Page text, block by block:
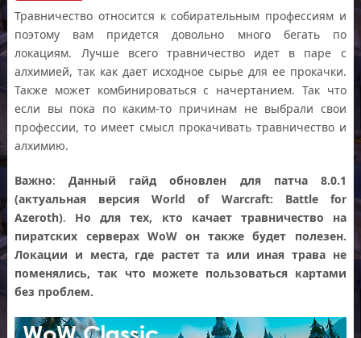
Травничество относится к собирательным профессиям и
поэтому вам придется довольно много бегать по
локациям. Лучше всего травничество идет в паре с
алхимией, так как дает исходное сырье для ее прокачки.
Также может комбинироваться с начертанием. Так что
если вы пока по каким-то причинам не выбрали свои
профессии, то имеет смысл прокачивать травничество и
алхимию.
Важно:Данный гайд обновлен для патча 8.0.1
(актуальная версия World of Warcraft: Battle for
Azeroth). Но для тех, кто качает травничество на
пиратских серверах WoW он также будет полезен.
Локации и места, где растет та или иная трава не
поменялись, так что можете пользоваться картами
без проблем.